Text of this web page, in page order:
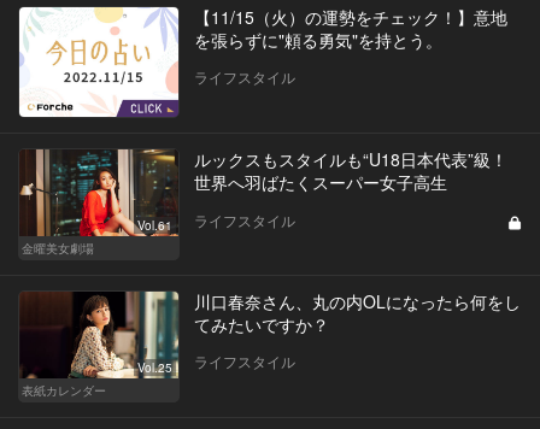
【11/15（火）の運勢をチェック！】意地
を張らずに"頼る勇気"を持とう。
ライフスタイル
Vol.61
金曜美女劇場
ルックスもスタイルも“U18日本代表”級！
世界へ羽ばたくスーパー女子高生
ライフスタイル
Vol.25
表紙カレンダー
川口春奈さん、丸の内OLになったら何をし
てみたいですか？
ライフスタイル